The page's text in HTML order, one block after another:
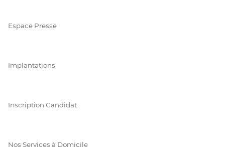
Espace Presse
Implantations
Inscription Candidat
Nos Services à Domicile